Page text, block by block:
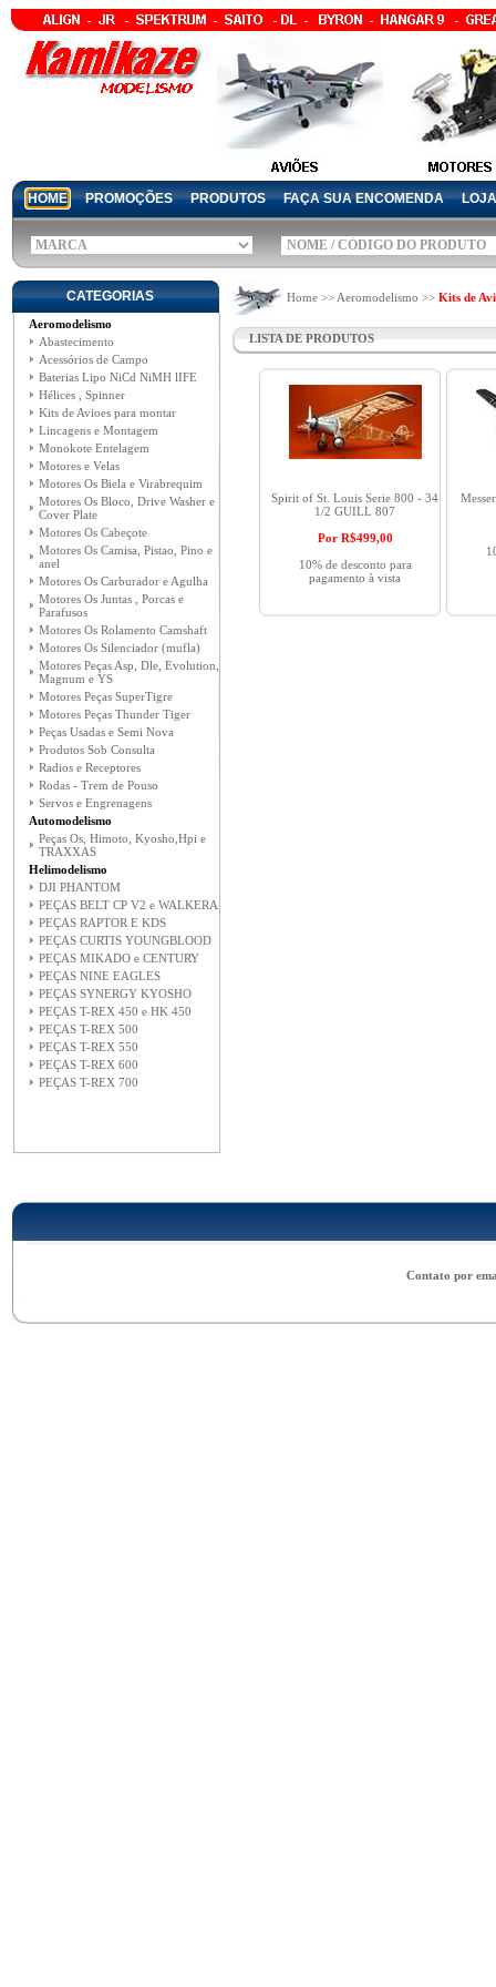
HOME PROMOÇÕES PRODUTOS FAÇA SUA ENCOMENDA LOJA
CATEGORIAS
Aeromodelismo
Abastecimento
Acessórios de Campo
Baterias Lipo NiCd NiMH lIFE
Hélices , Spinner
Kits de Avioes para montar
Lincagens e Montagem
Monokote Entelagem
Motores e Velas
Motores Os Biela e Virabrequim
Motores Os Bloco, Drive Washer e
Cover Plate
Motores Os Cabeçote
Motores Os Camisa, Pistao, Pino e
anel
Motores Os Carburador e Agulha
Motores Os Juntas , Porcas e
Parafusos
Motores Os Rolamento Camshaft
Motores Os Silenciador (mufla)
Motores Peças Asp, Dle, Evolution,
Magnum e YS
Motores Peças SuperTigre
Motores Peças Thunder Tiger
Peças Usadas e Semi Nova
Produtos Sob Consulta
Radios e Receptores
Rodas - Trem de Pouso
Servos e Engrenagens
Automodelismo
Peças Os, Himoto, Kyosho,Hpi e
TRAXXAS
Helimodelismo
DJI PHANTOM
PEÇAS BELT CP V2 e WALKERA
PEÇAS RAPTOR E KDS
PEÇAS CURTIS YOUNGBLOOD
PEÇAS MIKADO e CENTURY
PEÇAS NINE EAGLES
PEÇAS SYNERGY KYOSHO
PEÇAS T-REX 450 e HK 450
PEÇAS T-REX 500
PEÇAS T-REX 550
PEÇAS T-REX 600
PEÇAS T-REX 700
Home >> Aeromodelismo >> Kits de
LISTA DE PRODUTOS
Spirit of St. Louis Serie 800 - 34
1/2 GUILL 807
Por R$499,00
10% de desconto para
pagamento à vista
Contato por